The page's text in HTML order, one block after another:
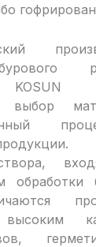
выбор
обработки
высоким